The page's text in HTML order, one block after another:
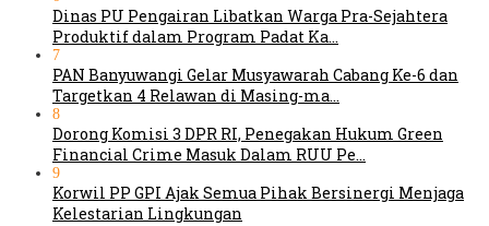
Dinas PU Pengairan Libatkan Warga Pra-Sejahtera
Produktif dalam Program Padat Ka…
7
PAN Banyuwangi Gelar Musyawarah Cabang Ke-6 dan
Targetkan 4 Relawan di Masing-ma…
8
Dorong Komisi 3 DPR RI, Penegakan Hukum Green
Financial Crime Masuk Dalam RUU Pe…
9
Korwil PP GPI Ajak Semua Pihak Bersinergi Menjaga
Kelestarian Lingkungan